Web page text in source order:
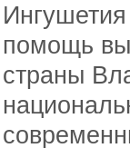
помощь
страны